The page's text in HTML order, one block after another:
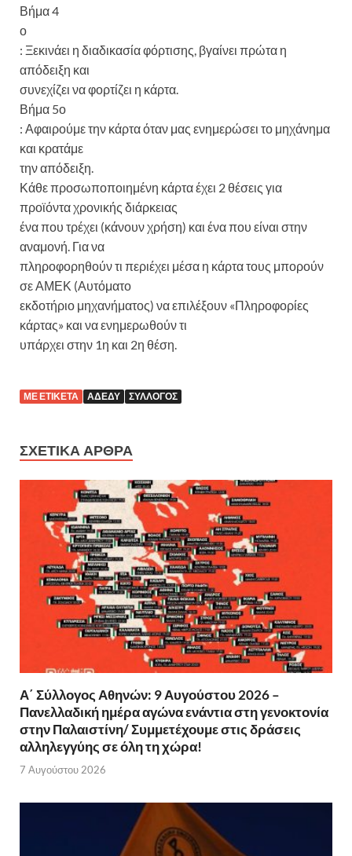
Βήμα 4
ο
: Ξεκινάει η διαδικασία φόρτισης, βγαίνει πρώτα η
απόδειξη και
συνεχίζει να φορτίζει η κάρτα.
Βήμα 5ο
: Αφαιρούμε την κάρτα όταν μας ενημερώσει το μηχάνημα
και κρατάμε
την απόδειξη.
Κάθε προσωποποιημένη κάρτα έχει 2 θέσεις για
προϊόντα χρονικής διάρκειας
ένα που τρέχει (κάνουν χρήση) και ένα που είναι στην
αναμονή. Για να
πληροφορηθούν τι περιέχει μέσα η κάρτα τους μπορούν
σε ΑΜΕΚ (Αυτόματο
εκδοτήριο μηχανήματος) να επιλέξουν «Πληροφορίες
κάρτας» και να ενημερωθούν τι
υπάρχει στην 1η και 2η θέση.
ΜΕ ΕΤΙΚΈΤΑ ΑΔΕΔΥ ΣΎΛΛΟΓΟΣ
ΣΧΕΤΙΚΆ ΆΡΘΡΑ
Α΄ Σύλλογος Αθηνών: 9 Αυγούστου 2026 –
Πανελλαδική ημέρα αγώνα ενάντια στη γενοκτονία
στην Παλαιστίνη/ Συμμετέχουμε στις δράσεις
αλληλεγγύης σε όλη τη χώρα!
7 Αυγούστου 2026